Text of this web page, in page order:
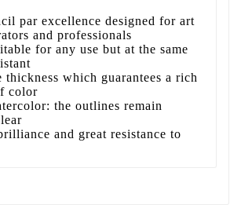
par excellence designed for art
and professionals
for any use but at the same
thickness which guarantees a rich
color
the outlines remain
and great resistance to